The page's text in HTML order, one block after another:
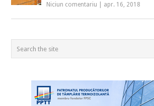
Niciun comentariu apr. 16, 2018